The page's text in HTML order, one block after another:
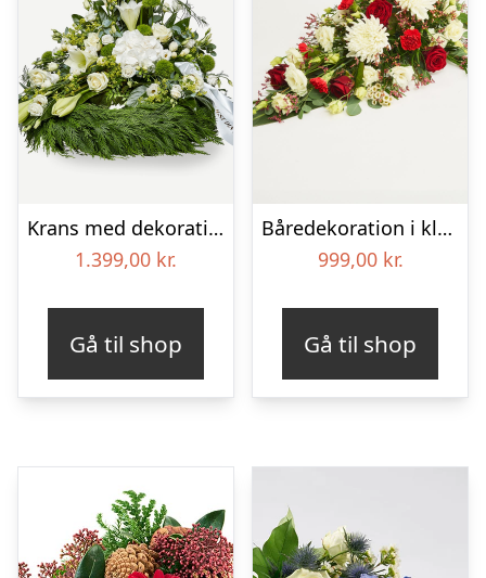
Krans med dekoration i klassisk stil og bånd creme
1.399,00 kr.
Gå til shop
Båredekoration i klassisk stil – rød og hvid
999,00 kr.
Gå til shop